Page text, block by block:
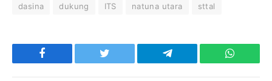
dasina dukung ITS natuna utara sttal
Facebook Twitter Telegram